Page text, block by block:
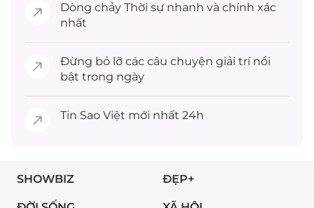
Dòng chảy Thời sự nhanh và chính xác
nhất
Đừng bỏ lỡ các câu chuyện giải trínổi
bật trong ngày
Tin Sao Việt mới nhất 24h
SHOWBIZ ĐẸP+